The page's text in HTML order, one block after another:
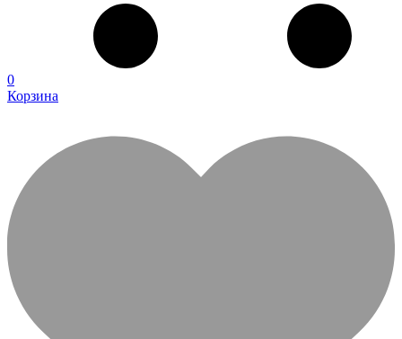
0
Корзина